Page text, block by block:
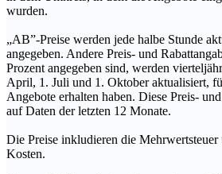
wurden.
„AB”-Preise werden jede halbe Stunde
angegeben. Andere Preis- und
Prozent angegeben sind, werden
April, 1. Juli und 1. Oktober aktualisiert,
Angebote erhalten haben. Diese Preis-
auf Daten der letzten 12 Monate.
Die Preise inkludieren die
Kosten.